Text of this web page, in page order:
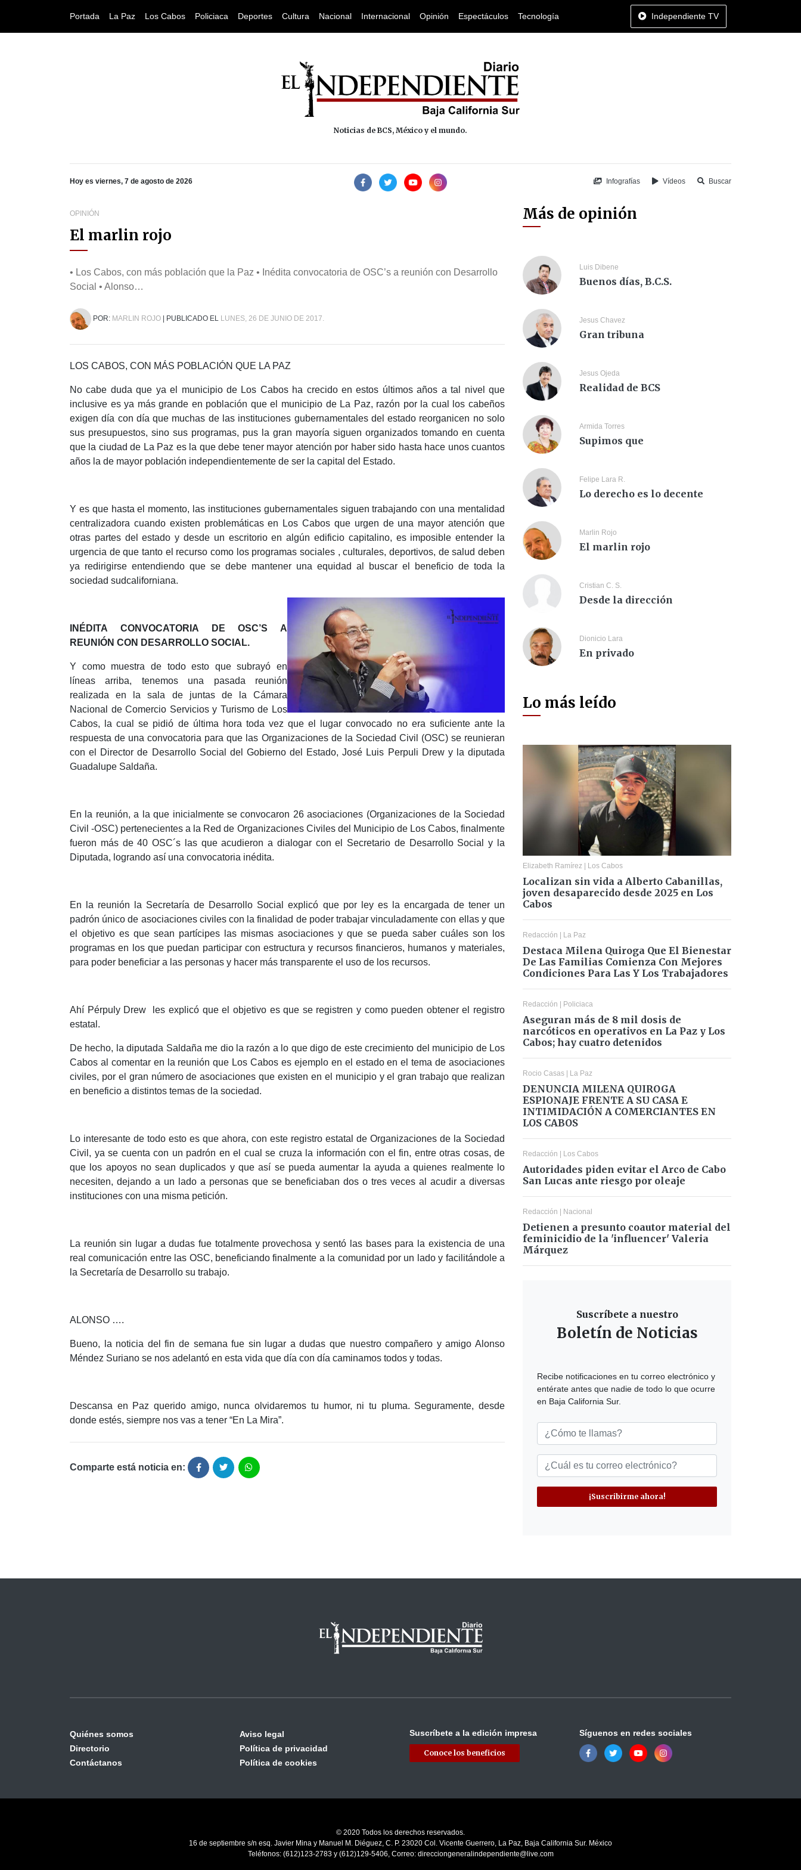
Portada La Paz Los Cabos Policiaca Deportes Cultura Nacional Internacional Opinión Espectáculos Tecnología Independiente TV
Noticias de BCS, México y el mundo.
Hoy es viernes, 7 de agosto de 2026 Infografías Vídeos Buscar
OPINIÓN
El marlin rojo
• Los Cabos, con más población que la Paz • Inédita convocatoria de OSC’s a reunión con Desarrollo
Social • Alonso…
POR: MARLIN ROJO | PUBLICADO EL LUNES, 26 DE JUNIO DE 2017.
LOS CABOS, CON MÁS POBLACIÓN QUE LA PAZ
No cabe duda que ya el municipio de Los Cabos ha crecido en estos últimos años a tal nivel que
inclusive es ya más grande en población que el municipio de La Paz, razón por la cual los cabeños
exigen día con día que muchas de las instituciones gubernamentales del estado reorganicen no solo
sus presupuestos, sino sus programas, pus la gran mayoría siguen organizados tomando en cuenta
que la ciudad de La Paz es la que debe tener mayor atención por haber sido hasta hace unos cuantos
años la de mayor población independientemente de ser la capital del Estado.
Y es que hasta el momento, las instituciones gubernamentales siguen trabajando con una mentalidad
centralizadora cuando existen problemáticas en Los Cabos que urgen de una mayor atención que
otras partes del estado y desde un escritorio en algún edificio capitalino, es imposible entender la
urgencia de que tanto el recurso como los programas sociales , culturales, deportivos, de salud deben
ya redirigirse entendiendo que se debe mantener una equidad al buscar el beneficio de toda la
sociedad sudcaliforniana.
INÉDITA CONVOCATORIA DE OSC’S A
REUNIÓN CON DESARROLLO SOCIAL.
Y como muestra de todo esto que subrayó en
líneas arriba, tenemos una pasada reunión
realizada en la sala de juntas de la Cámara
Nacional de Comercio Servicios y Turismo de Los
Cabos, la cual se pidió de última hora toda vez que el lugar convocado no era suficiente ante la
respuesta de una convocatoria para que las Organizaciones de la Sociedad Civil (OSC) se reunieran
con el Director de Desarrollo Social del Gobierno del Estado, José Luis Perpuli Drew y la diputada
Guadalupe Saldaña.
En la reunión, a la que inicialmente se convocaron 26 asociaciones (Organizaciones de la Sociedad
Civil -OSC) pertenecientes a la Red de Organizaciones Civiles del Municipio de Los Cabos, finalmente
fueron más de 40 OSC´s las que acudieron a dialogar con el Secretario de Desarrollo Social y la
Diputada, logrando así una convocatoria inédita.
En la reunión la Secretaría de Desarrollo Social explicó que por ley es la encargada de tener un
padrón único de asociaciones civiles con la finalidad de poder trabajar vinculadamente con ellas y que
el objetivo es que sean partícipes las mismas asociaciones y que se pueda saber cuáles son los
programas en los que puedan participar con estructura y recursos financieros, humanos y materiales,
para poder beneficiar a las personas y hacer más transparente el uso de los recursos.
Ahí Pérpuly Drew les explicó que el objetivo es que se registren y como pueden obtener el registro
estatal.
De hecho, la diputada Saldaña me dio la razón a lo que digo de este crecimiento del municipio de Los
Cabos al comentar en la reunión que Los Cabos es ejemplo en el estado en el tema de asociaciones
civiles, por el gran número de asociaciones que existen en el municipio y el gran trabajo que realizan
en beneficio a distintos temas de la sociedad.
Lo interesante de todo esto es que ahora, con este registro estatal de Organizaciones de la Sociedad
Civil, ya se cuenta con un padrón en el cual se cruza la información con el fin, entre otras cosas, de
que los apoyos no sean duplicados y que así se pueda aumentar la ayuda a quienes realmente lo
necesiten, dejando a un lado a personas que se beneficiaban dos o tres veces al acudir a diversas
instituciones con una misma petición.
La reunión sin lugar a dudas fue totalmente provechosa y sentó las bases para la existencia de una
real comunicación entre las OSC, beneficiando finalmente a la comunidad por un lado y facilitándole a
la Secretaría de Desarrollo su trabajo.
ALONSO ….
Bueno, la noticia del fin de semana fue sin lugar a dudas que nuestro compañero y amigo Alonso
Méndez Suriano se nos adelantó en esta vida que día con día caminamos todos y todas.
Descansa en Paz querido amigo, nunca olvidaremos tu humor, ni tu pluma. Seguramente, desde
donde estés, siempre nos vas a tener “En La Mira”.
Comparte está noticia en:
Más de opinión
Luis Dibene
Buenos días, B.C.S.
Jesus Chavez
Gran tribuna
Jesus Ojeda
Realidad de BCS
Armida Torres
Supimos que
Felipe Lara R.
Lo derecho es lo decente
Marlin Rojo
El marlin rojo
Cristian C. S.
Desde la dirección
Dionicio Lara
En privado
Lo más leído
Elizabeth Ramírez | Los Cabos
Localizan sin vida a Alberto Cabanillas,
joven desaparecido desde 2025 en Los
Cabos
Redacción | La Paz
Destaca Milena Quiroga Que El Bienestar
De Las Familias Comienza Con Mejores
Condiciones Para Las Y Los Trabajadores
Redacción | Policiaca
Aseguran más de 8 mil dosis de
narcóticos en operativos en La Paz y Los
Cabos; hay cuatro detenidos
Rocio Casas | La Paz
DENUNCIA MILENA QUIROGA
ESPIONAJE FRENTE A SU CASA E
INTIMIDACIÓN A COMERCIANTES EN
LOS CABOS
Redacción | Los Cabos
Autoridades piden evitar el Arco de Cabo
San Lucas ante riesgo por oleaje
Redacción | Nacional
Detienen a presunto coautor material del
feminicidio de la 'influencer' Valeria
Márquez
Suscríbete a nuestro
Boletín de Noticias
Recibe notificaciones en tu correo electrónico y
entérate antes que nadie de todo lo que ocurre
en Baja California Sur.
¡Suscribirme ahora!
Quiénes somos
Directorio
Contáctanos
Aviso legal
Política de privacidad
Política de cookies
Suscríbete a la edición impresa
Conoce los beneficios
Síguenos en redes sociales
© 2020 Todos los derechos reservados.
16 de septiembre s/n esq. Javier Mina y Manuel M. Diéguez, C. P. 23020 Col. Vicente Guerrero, La Paz, Baja California Sur. México
Teléfonos: (612)123-2783 y (612)129-5406, Correo: direcciongeneralindependiente@live.com